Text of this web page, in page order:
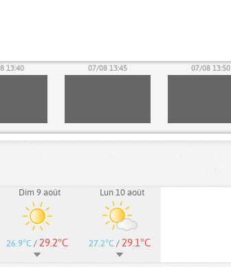
13:40 07/08 13:45 07/08 13:50
Dim 9 août
26.9°C / 29.2°C
Lun 10 août
27.2°C / 29.1°C